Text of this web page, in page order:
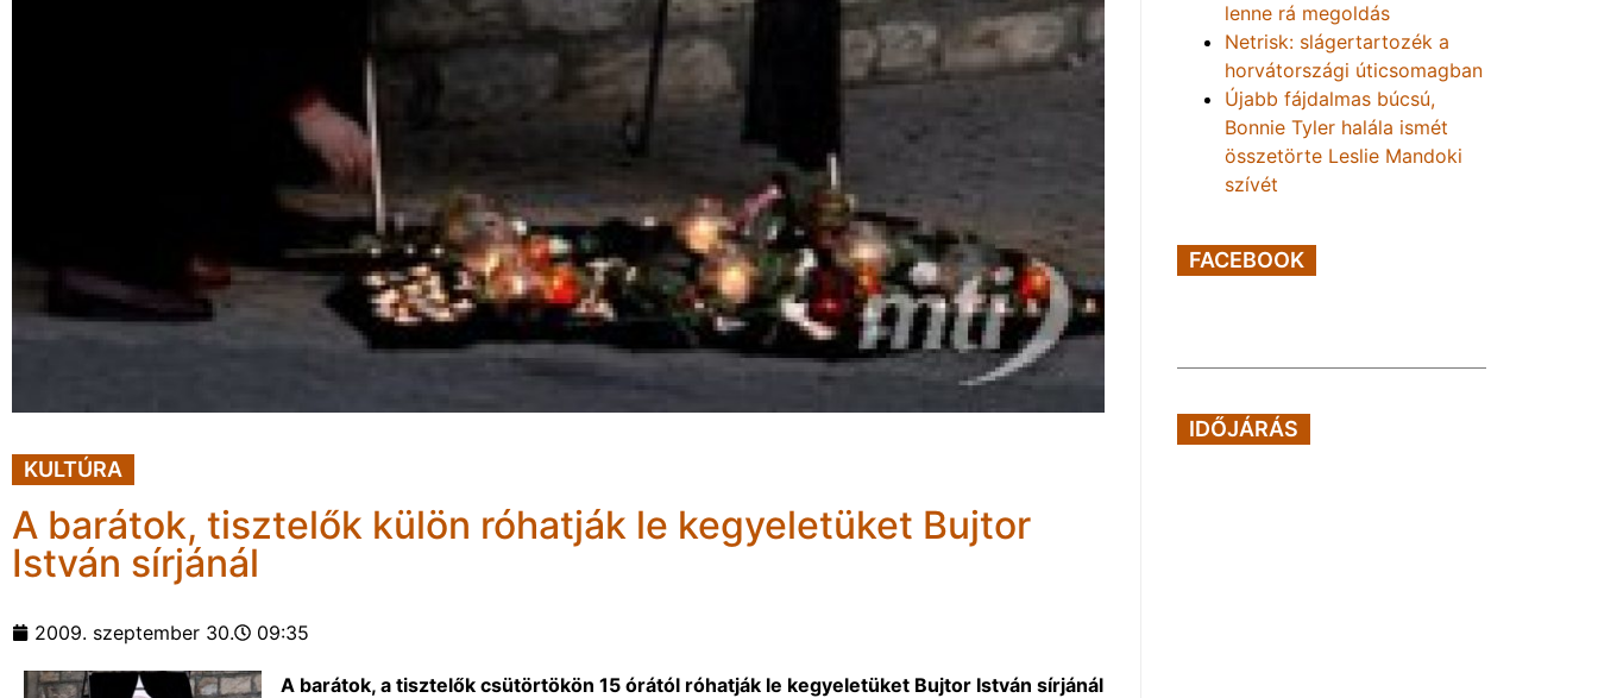
KULTÚRA
A barátok, tisztelők külön róhatják le kegyeletüket Bujtor
István sírjánál
2009. szeptember 30. 09:35
A barátok, a tisztelők csütörtökön 15 órától róhatják le kegyeletüket Bujtor István sírjánál
lenne rá megoldás
Netrisk: slágertartozék a
horvátországi úticsomagban
Újabb fájdalmas búcsú,
Bonnie Tyler halála ismét
összetörte Leslie Mandoki
szívét
FACEBOOK
IDŐJÁRÁS